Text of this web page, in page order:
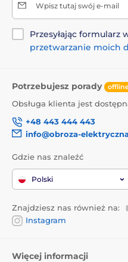
Wpisz tutaj swój e-mail
Przesyłając formularz
przetwarzanie moich
Potrzebujesz porady
Obsługa klienta jest
+48 443 444 443
info@obroza-
Gdzie nas znaleźć
Polski
Znajdziesz nas również na:
Instagram
Więcej informacji